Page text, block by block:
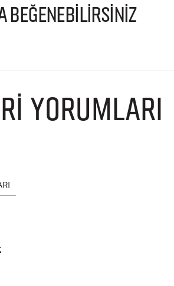
BEĞENEBİLİRSİNİZ
YORUMLARI